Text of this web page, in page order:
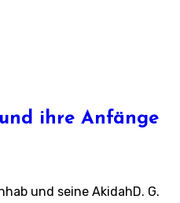
ihre Anfänge
und seine AkidahD. G.